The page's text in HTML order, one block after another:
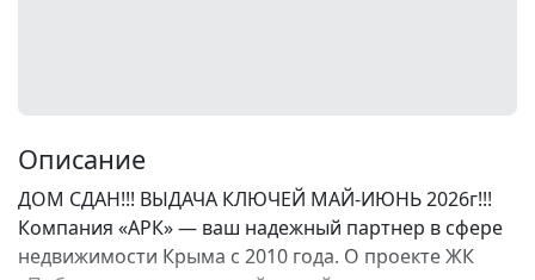
Описание
ДОМ СДАН!!! ВЫДАЧА КЛЮЧЕЙ МАЙ-ИЮНЬ 2026г!!!
Компания «АРК» — ваш надежный партнер в сфере
недвижимости Крыма с 2010 года. О проекте ЖК